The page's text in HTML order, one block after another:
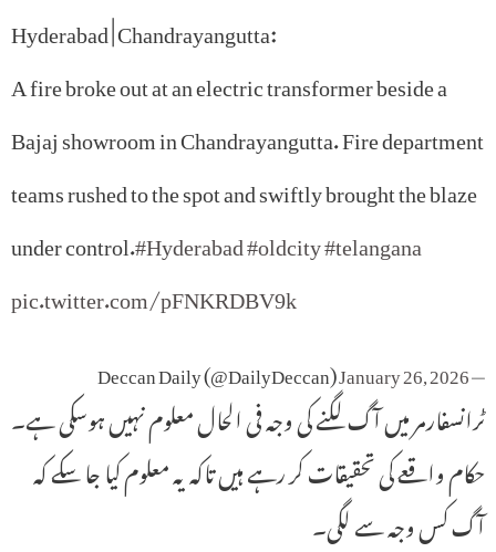
Hyderabad | Chandrayangutta:
A fire broke out at an electric transformer beside a
Bajaj showroom in Chandrayangutta. Fire department
teams rushed to the spot and swiftly brought the blaze
under control.#Hyderabad#oldcity#telangana
pic.twitter.com/pFNKRDBV9k
— Deccan Daily (@DailyDeccan)
January 26, 2026
ٹرانسفارمر میں آگ لگنے کی وجہ فی الحال معلوم نہیں ہوسکی ہے۔
حکام واقعے کی تحقیقات کر رہے ہیں تاکہ یہ معلوم کیا جا سکے کہ
آگ کس وجہ سے لگی۔